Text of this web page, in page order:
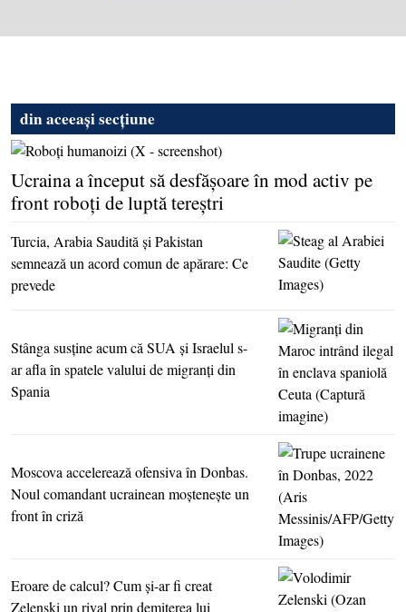
din aceeași secțiune
Ucraina a început să desfăşoare în mod activ pe
front roboţi de luptă tereştri
Turcia, Arabia Saudită şi Pakistan
semnează un acord comun de apărare: Ce
prevede
Stânga susţine acum că SUA şi Israelul s-
ar afla în spatele valului de migranţi din
Spania
Moscova accelerează ofensiva în Donbas.
Noul comandant ucrainean moşteneşte un
front în criză
Eroare de calcul? Cum şi-ar fi creat
Zelenski un rival prin demiterea lui